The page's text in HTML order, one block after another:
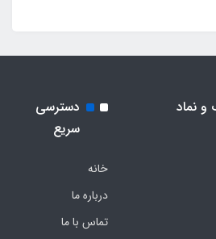
و نماد
دسترسی
سریع
خانه
درباره ما
تماس با ما